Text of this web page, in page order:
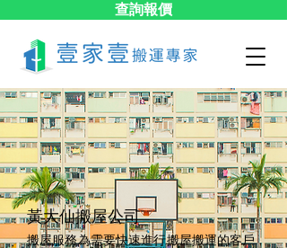
查詢報價
黃大仙搬屋公司
搬屋服務為需要快速進行搬屋搬運的客戶